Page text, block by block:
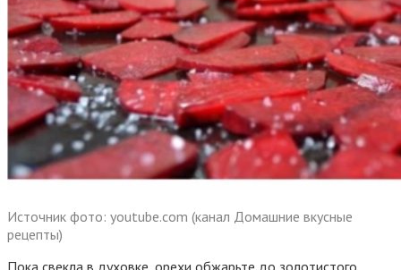
Источник фото: youtube.com (канал Домашние вкусные
рецепты)
Пока свекла в духовке, орехи обжарьте до золотистого